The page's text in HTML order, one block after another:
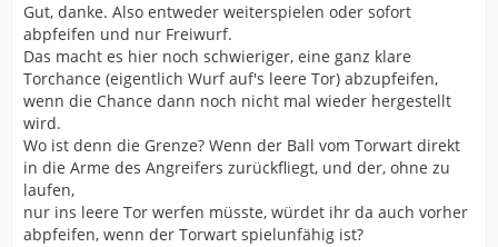
Gut, danke. Also entweder weiterspielen oder sofort
abpfeifen und nur Freiwurf.
Das macht es hier noch schwieriger, eine ganz klare
Torchance (eigentlich Wurf auf's leere Tor) abzupfeifen,
wenn die Chance dann noch nicht mal wieder hergestellt
wird.
Wo ist denn die Grenze? Wenn der Ball vom Torwart direkt
in die Arme des Angreifers zurückfliegt, und der, ohne zu
laufen,
nur ins leere Tor werfen müsste, würdet ihr da auch vorher
abpfeifen, wenn der Torwart spielunfähig ist?